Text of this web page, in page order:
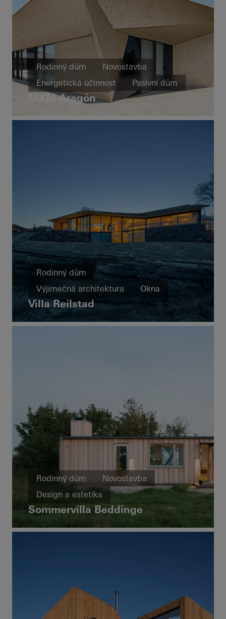
Rodinný dům
Novostavba
Energetická účinnost
Pasivní dům
Design a estetika
Výjimečná architektura
Okna
MXM Aragón
Rodinný dům
Výjimečná architektura
Okna
Dveře
Fasády
Posuvné dveře
Norway
Villa Reilstad
Rodinný dům
Novostavba
Design a estetika
Výjimečná architektura
Okna
Posuvné dveře
Sweden
Sommervilla Beddinge